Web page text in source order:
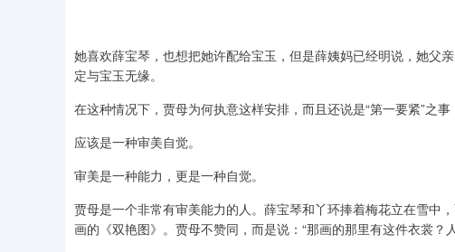
她喜欢薛宝琴，也想把她许配给宝玉，但是薛姨妈已经明说，她父
定与宝玉无缘。
在这种情况下，贾母为何执意这样安排，而且还说是“第一要紧”之事
应该是一种审美自觉。
审美是一种能力，更是一种自觉。
贾母是一个非常有审美能力的人。薛宝琴和丫环捧着梅花立在雪中
画的《双艳图》。贾母不赞同，而是说：“那画的那里有这件衣裳？